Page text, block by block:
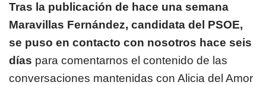
Tras la publicación de hace una semana
Maravillas Fernández, candidata del PSOE,
se puso en contacto con nosotros hace seis
días para comentarnos el contenido de las
conversaciones mantenidas con Alicia del Amor